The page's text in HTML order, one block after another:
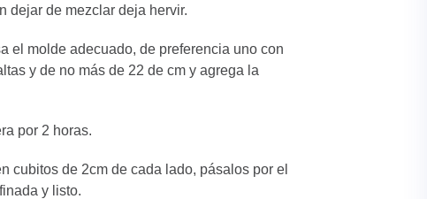
dejar de mezclar deja hervir.
el molde adecuado, de preferencia uno con
y de no más de 22 de cm y agrega la
por 2 horas.
cubitos de 2cm de cada lado, pásalos por el
y listo.